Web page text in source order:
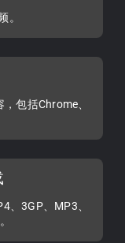
。
包括Chrome、
、3GP、MP3、